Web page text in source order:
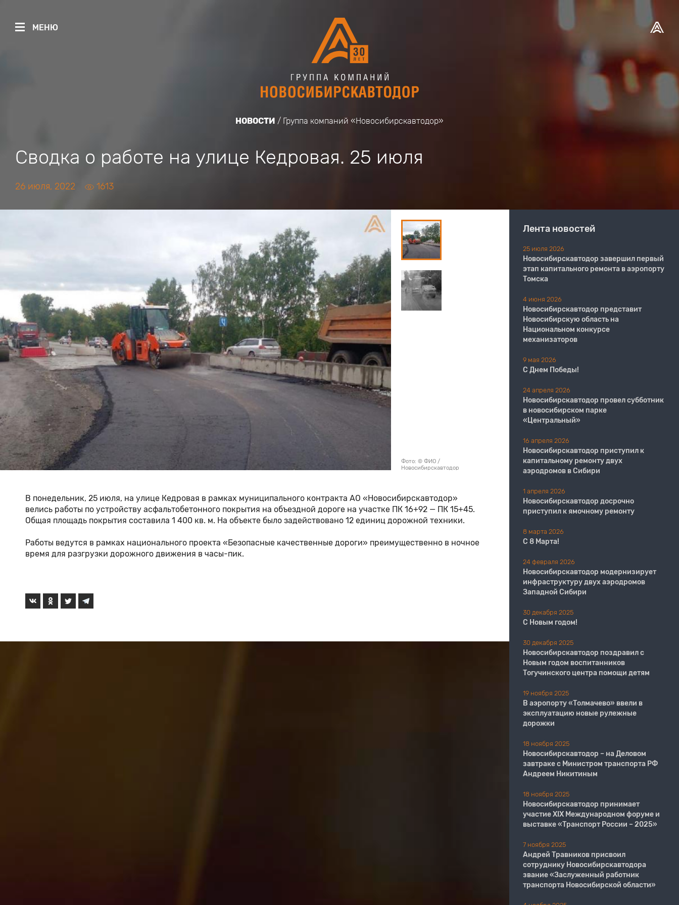
МЕНЮ
НОВОСТИ Группа компаний «Новосибирскавтодор»
Сводка о работе на улице Кедровая. 25 июля
26 июля, 2022 1613
Фото: © ФИО /
Новосибирскавтодор
В понедельник, 25 июля, на улице Кедровая в рамках муниципального контракта АО «Новосибирскавтодор»
велись работы по устройству асфальтобетонного покрытия на объездной дороге на участке ПК 16+92 — ПК 15+45.
Общая площадь покрытия составила 1 400 кв. м. На объекте было задействовано 12 единиц дорожной техники.
Работы ведутся в рамках национального проекта «Безопасные качественные дороги» преимущественно в ночное
время для разгрузки дорожного движения в часы-пик.
Лента новостей
25 июля 2026
Новосибирскавтодор завершил первый
этап капитального ремонта в аэропорту
Томска
4 июня 2026
Новосибирскавтодор представит
Новосибирскую область на
Национальном конкурсе
механизаторов
9 мая 2026
С Днем Победы!
24 апреля 2026
Новосибирскавтодор провел субботник
в новосибирском парке
«Центральный»
16 апреля 2026
Новосибирскавтодор приступил к
капитальному ремонту двух
аэродромов в Сибири
1 апреля 2026
Новосибирскавтодор досрочно
приступил к ямочному ремонту
8 марта 2026
С 8 Марта!
24 февраля 2026
Новосибирскавтодор модернизирует
инфраструктуру двух аэродромов
Западной Сибири
30 декабря 2025
С Новым годом!
30 декабря 2025
Новосибирскавтодор поздравил с
Новым годом воспитанников
Тогучинского центра помощи детям
19 ноября 2025
В аэропорту «Толмачево» ввели в
эксплуатацию новые рулежные
дорожки
18 ноября 2025
Новосибирскавтодор – на Деловом
завтраке с Министром транспорта РФ
Андреем Никитиным
18 ноября 2025
Новосибирскавтодор принимает
участие XIX Международном форуме и
выставке «Транспорт России – 2025»
7 ноября 2025
Андрей Травников присвоил
сотруднику Новосибирскавтодора
звание «Заслуженный работник
транспорта Новосибирской области»